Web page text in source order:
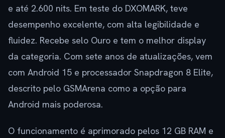
e até 2.600 nits. Em teste do DXOMARK, teve
desempenho excelente, com alta legibilidade e
fluidez. Recebe selo Ouro e tem o melhor display
da categoria. Com sete anos de atualizações, vem
com Android 15 e processador Snapdragon 8 Elite,
descrito pelo GSMArena como a opção para
Android mais poderosa.
O funcionamento é aprimorado pelos 12 GB RAM e